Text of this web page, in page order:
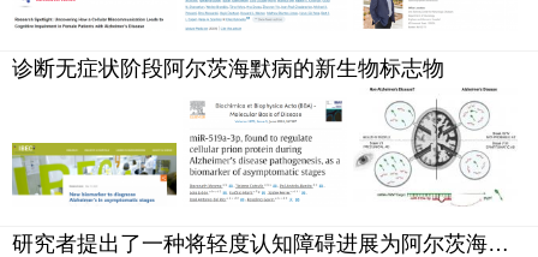
诊断无症状阶段阿尔茨海默病的新生物标志物
研究者提出了一种将轻度认知障碍进展为阿尔茨海默病的风险分层的策略